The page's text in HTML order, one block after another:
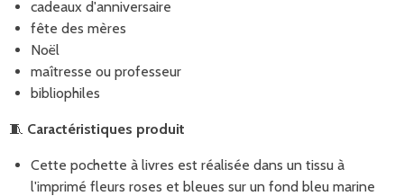
cadeaux d'anniversaire
fête des mères
Noël
maîtresse ou professeur
bibliophiles
🧵 Caractéristiques produit
Cette pochette à livres est réalisée dans un tissu à
l'imprimé fleurs roses et bleues sur un fond bleu marine